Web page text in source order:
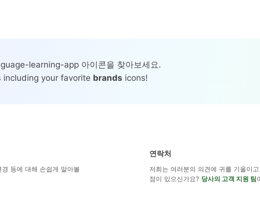
learning-app 아이콘을 찾아보세요.
including your favorite brands icons!
등에 대해 손쉽게 알아볼
연락처
저희는 여러분의 의견에 귀를 기울이
점이 있으신가요? 당사의 고객 지원 팀